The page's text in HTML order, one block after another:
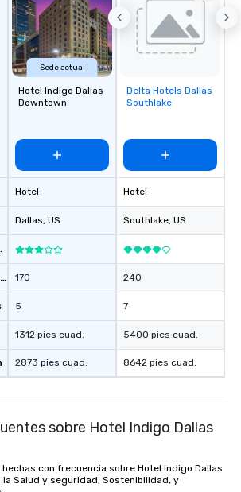
sede
Habitaciones para huéspedes
Sede actual
Hotel Indigo Dallas
Downtown
Hotel
Dallas, US
170
5
1312 pies cuad.
2873 pies cuad.
Removed from
favorites
Delta Hotels Dallas
Southlake
Hotel
Southlake, US
240
7
5400 pies cuad.
8642 pies cuad.
sobre Hotel Indigo Dallas
con frecuencia sobre Hotel Indigo Dallas
Salud y seguridad, Sostenibilidad, y